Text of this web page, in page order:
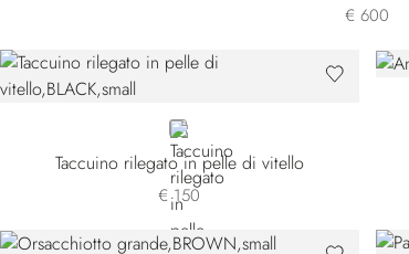
€ 600
BLACK
Taccuino rilegato in pelle di vitello
€ 150